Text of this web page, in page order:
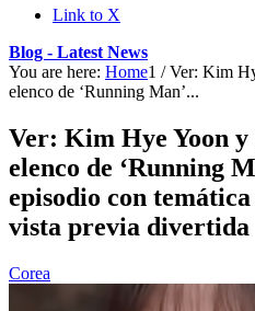
Link to X
Blog - Latest News
You are here: Home1 / Ver: Kim
elenco de ‘Running Man’...
Ver: Kim Hye Yoon y
elenco de ‘Running
episodio con
vista previa divertida
Corea